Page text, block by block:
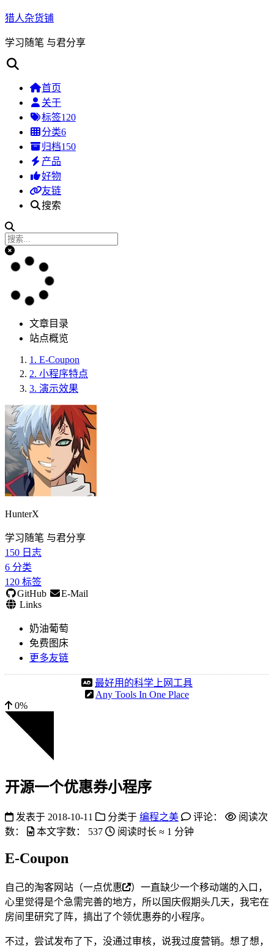
猎人杂货铺
学习随笔 与君分享
首页
关于
标签120
分类6
归档150
产品
好物
友链
搜索
文章目录
站点概览
1. E-Coupon
2. 小程序特点
3. 演示效果
HunterX
学习随笔 与君分享
150 日志
6 分类
120 标签
GitHub
E-Mail
Links
奶油葡萄
免费图床
更多友链
最好用的科学上网工具
Any Tools In One Place
0%
开源一个优惠券小程序
发表于 2018-10-11 分类于 编程之美 评论：
阅读次
数：
本文字数： 537 阅读时长 ≈ 1 分钟
E-Coupon
自己的淘客网站（一点优惠
）一直缺少一个移动端的入口，
心里觉得是个急需完善的地方，所以国庆假期头几天，我宅在
房间里研究了阵，搞出了个领优惠券的小程序。
不过，尝试发布了下，没通过审核，说我过度营销。想了想，